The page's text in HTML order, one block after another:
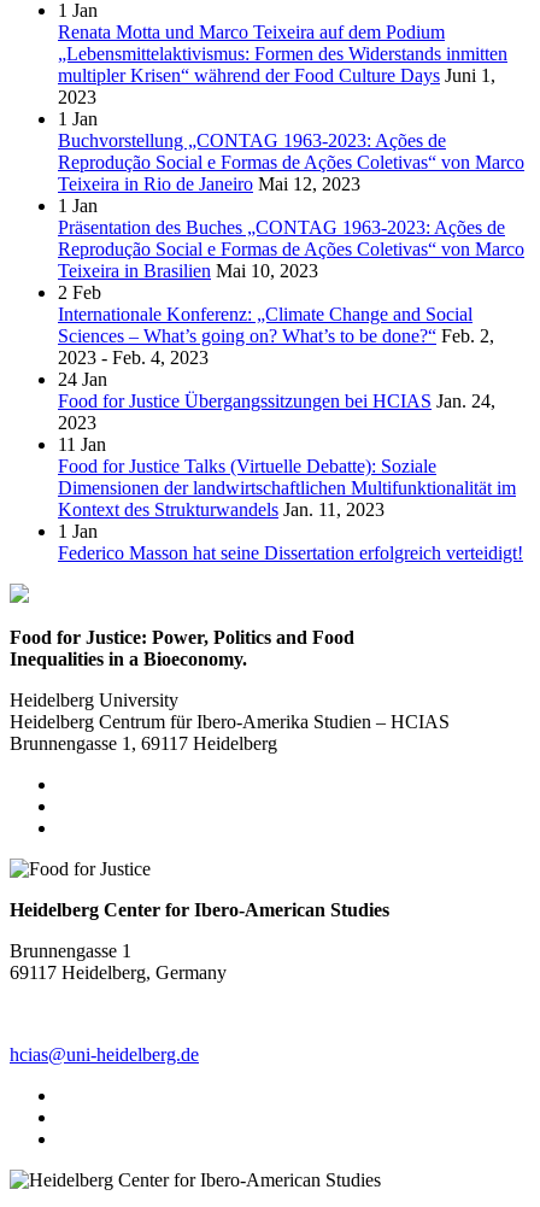
1 Jan
Renata Motta und Marco Teixeira auf dem Podium
„Lebensmittelaktivismus: Formen des Widerstands inmitten
multipler Krisen“ während der Food Culture Days Juni 1,
2023
1 Jan
Buchvorstellung „CONTAG 1963-2023: Ações de
Reprodução Social e Formas de Ações Coletivas“ von Marco
Teixeira in Rio de Janeiro Mai 12, 2023
1 Jan
Präsentation des Buches „CONTAG 1963-2023: Ações de
Reprodução Social e Formas de Ações Coletivas“ von Marco
Teixeira in Brasilien Mai 10, 2023
2 Feb
Internationale Konferenz: „Climate Change and Social
Sciences – What’s going on? What’s to be done?“ Feb. 2,
2023 - Feb. 4, 2023
24 Jan
Food for Justice Übergangssitzungen bei HCIAS Jan. 24,
2023
11 Jan
Food for Justice Talks (Virtuelle Debatte): Soziale
Dimensionen der landwirtschaftlichen Multifunktionalität im
Kontext des Strukturwandels Jan. 11, 2023
1 Jan
Federico Masson hat seine Dissertation erfolgreich verteidigt!
Food for Justice: Power, Politics and Food
Inequalities in a Bioeconomy.
Heidelberg University
Heidelberg Centrum für Ibero-Amerika Studien – HCIAS
Brunnengasse 1, 69117 Heidelberg
Heidelberg Center for Ibero-American Studies
Brunnengasse 1
69117 Heidelberg, Germany
hcias@uni-heidelberg.de